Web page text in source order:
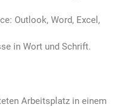
Outlook, Word, Excel,
in Wort und Schrift.
Arbeitsplatz in einem